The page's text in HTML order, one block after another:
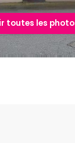
toutes les